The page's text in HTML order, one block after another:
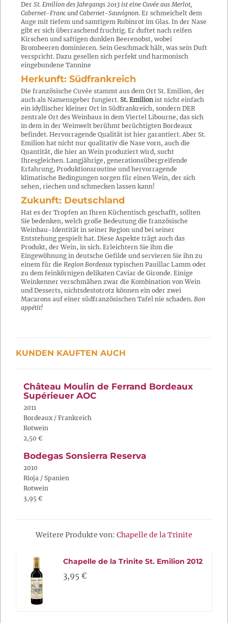
Der St. Emilion des Jahrgangs 2013 ist eine Cuvée aus Merlot,
Cabernet-Franc und Cabernet-Sauvignon. Er schmeichelt dem
Auge mit tiefem und samtigem Rubinrot im Glas. In der Nase
gibt er sich überraschend fruchtig. Er duftet nach reifen
Kirschen und saftigen dunklen Beerenobst, wobei
Brombeeren dominieren. Sein Geschmack hält, was sein Duft
verspricht. Dazu gesellen sich perfekt und harmonisch
eingebundene Tannine
Herkunft: Südfrankreich
Die französische Cuvée stammt aus dem Ort St. Emilion, der
auch als Namensgeber fungiert. St. Emilionist nicht einfach
ein idyllischer kleiner Ort in Südfrankreich, sondern DER
zentrale Ort des Weinbaus in dem Viertel Libourne, das sich
in dem in der Weinwelt berühmt berüchtigten Bordeaux
befindet. Hervorragende Qualität ist hier garantiert. Aber St.
Emilion hat nicht nur qualitativ die Nase vorn, auch die
Quantität, die hier an Wein produziert wird, sucht
Ihresgleichen. Langjährige, generationsübergreifende
Erfahrung, Produktionsroutine und hervorragende
klimatische Bedingungen sorgen für einen Wein, der sich
sehen, riechen und schmecken lassen kann!
Zukunft: Deutschland
Hat es der Tropfen an Ihren Küchentisch geschafft, sollten
Sie bedenken, welch große Bedeutung die französische
Weinbau-Identität in seiner Region und bei seiner
Entstehung gespielt hat. Diese Aspekte trägt auch das
Produkt, der Wein, in sich. Erleichtern Sie ihm die
Eingewöhnung in deutsche Gefilde und servieren Sie ihn zu
einem für die Region Bordeaux typischen Pauillac Lamm oder
zu dem feinkörnigen delikaten Caviar de Gironde. Einige
Weinkenner verschmähen zwar die Kombination von Wein
und Desserts, nichtsdestotrotz können ein oder zwei
Macarons auf einer südfranzösischen Tafel nie schaden. Bon
appétit!
KUNDEN KAUFTEN AUCH
Château Moulin de Ferrand Bordeaux
Supérieuer AOC
2011
Bordeaux / Frankreich
Rotwein
2,50 €
Bodegas Sonsierra Reserva
2010
Rioja / Spanien
Rotwein
3,95 €
Weitere Produkte von: Chapelle de la Trinite
Chapelle de la Trinite St. Emilion 2012
3,95 €